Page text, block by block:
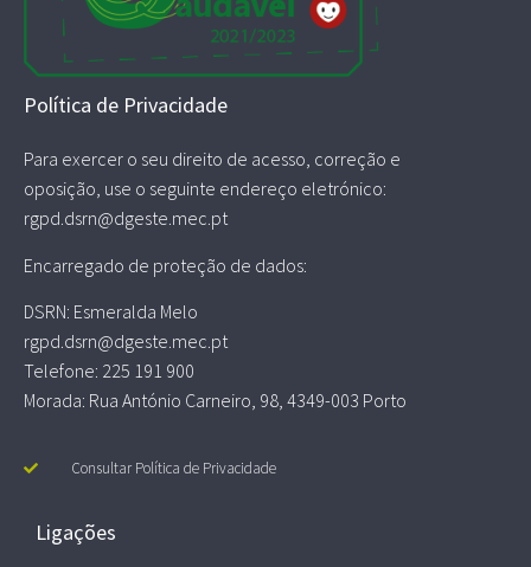
Política de Privacidade
Para exercer o seu direito de acesso, correção e
oposição, use o seguinte endereço eletrónico:
rgpd.dsrn@dgeste.mec.pt
Encarregado de proteção de dados:
DSRN: Esmeralda Melo
rgpd.dsrn@dgeste.mec.pt
Telefone: 225 191 900
Morada: Rua António Carneiro, 98, 4349-003 Porto
Consultar Política de Privacidade
Ligações